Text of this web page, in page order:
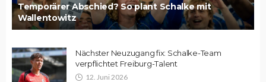
Temporärer Abschied? So plant Schalke mit
Wallentowitz
Nächster Neuzugang fix: Schalke-Team
verpflichtet Freiburg-Talent
12. Juni 2026